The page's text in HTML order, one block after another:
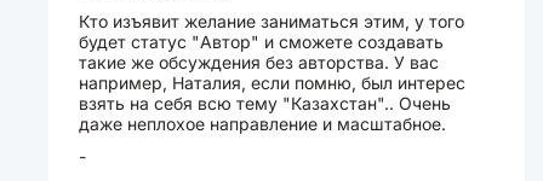
Кто изъявит желание заниматься этим, у того
будет статус "Автор" и сможете создавать
такие же обсуждения без авторства. У вас
например, Наталия, если помню, был интерес
взять на себя всю тему "Казахстан".. Очень
даже неплохое направление и масштабное.
-